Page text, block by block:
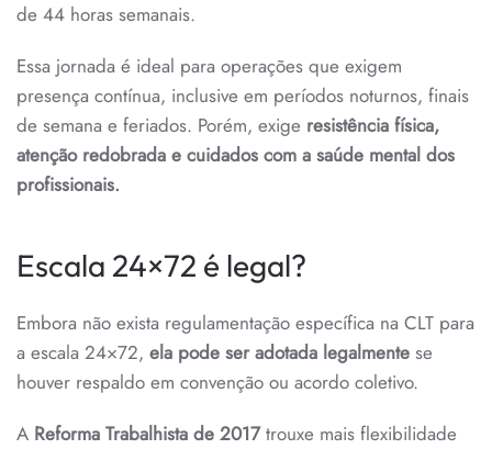
de 44 horas semanais.
Essa jornada é ideal para operações que exigem
presença contínua, inclusive em períodos noturnos, finais
de semana e feriados. Porém, exige resistência física,
atenção redobrada e cuidados com a saúde mental dos
profissionais.
Escala 24×72 é legal?
Embora não exista regulamentação específica na CLT para
a escala 24×72, ela pode ser adotada legalmente se
houver respaldo em convenção ou acordo coletivo.
A Reforma Trabalhista de 2017trouxe mais flexibilidade